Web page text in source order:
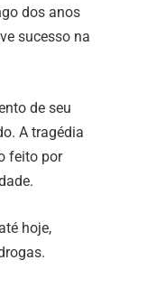
dos anos
sucesso na
de seu
A tragédia
feito por
hoje,